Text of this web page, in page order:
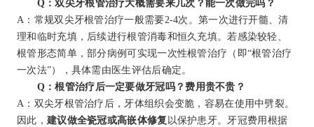
Q：双尖牙根管治疗大概需要来几次？能一次做完吗？
A：常规双尖牙根管治疗一般需要2-4次。第一次进行开髓、清
理和临时充填，后续进行根管消毒和恒久充填。若感染较轻、
根管形态简单，部分病例可实现一次性根管治疗（即“根管治疗
一次法”），具体需由医生评估后确定。
Q：根管治疗后一定要做牙冠吗？费用贵不贵？
A：双尖牙根管治疗后，牙体组织会变脆，容易在使用中劈裂。
因此， 建议做全瓷冠或高嵌体修复 以保护患牙。牙冠费用根据